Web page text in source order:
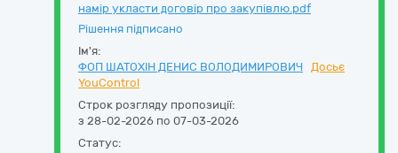
намір укласти договір про закупівлю.pdf
Рішення підписано
Ім'я:
ФОП ШАТОХІН ДЕНИС ВОЛОДИМИРОВИЧ
Досьє
YouControl
Строк розгляду пропозиції:
з 28-02-2026 по 07-03-2026
Статус: